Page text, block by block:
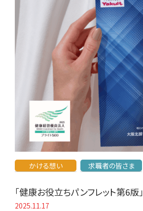
かける想い 求職者の皆さま
「健康お役立ちパンフレット第6版」
2025.11.17